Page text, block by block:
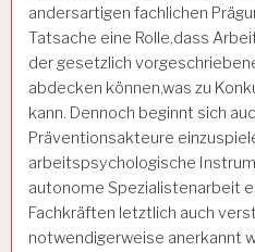
andersartigen fachlichen
Tatsache eine Rolle,dass
der gesetzlich
abdecken können,was zu
kann. Dennoch beginnt sich
Präventionsakteure
arbeitspsychologische
autonome Spezialistenarbeit
Fachkräften letztlich auch
notwendigerweise anerkannt